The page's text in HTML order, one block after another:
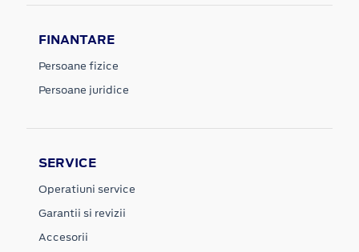
FINANTARE
Persoane fizice
Persoane juridice
SERVICE
Operatiuni service
Garantii si revizii
Accesorii